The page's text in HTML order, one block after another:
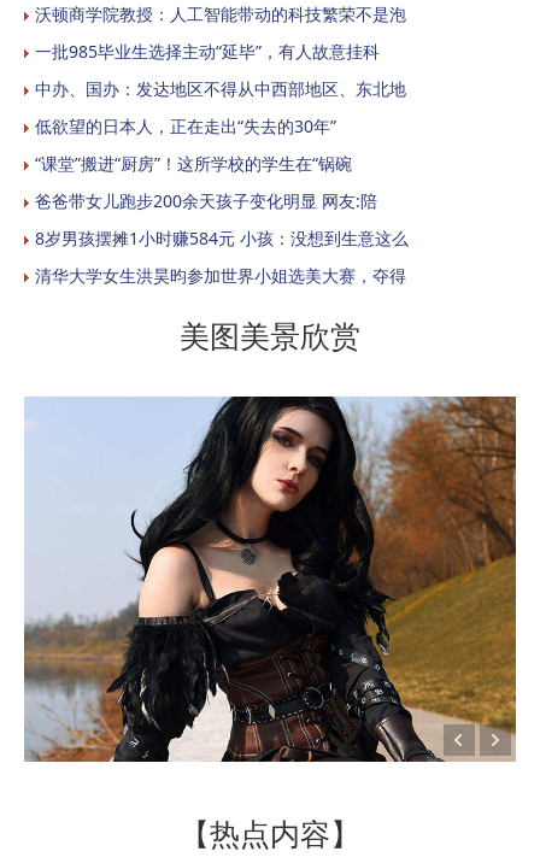
沃顿商学院教授：人工智能带动的科技繁荣不是泡
一批985毕业生选择主动“延毕”，有人故意挂科
中办、国办：发达地区不得从中西部地区、东北地
低欲望的日本人，正在走出“失去的30年”
“课堂”搬进“厨房”！这所学校的学生在“锅碗
爸爸带女儿跑步200余天孩子变化明显 网友:陪
8岁男孩摆摊1小时赚584元 小孩：没想到生意这么
清华大学女生洪昊昀参加世界小姐选美大赛，夺得
美图美景欣赏
【热点内容】